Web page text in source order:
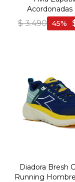
Acordonadas
Hombre Rio-
Blue/Black -
$ 3.490 45
Diadora Bresh
Running